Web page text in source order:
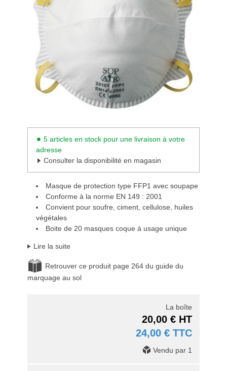
5 articles en stock pour une livraison à votre
adresse
Consulter la disponibilité en magasin
Masque de protection type FFP1 avec soupape
Conforme à la norme EN 149 : 2001
Convient pour soufre, ciment, cellulose, huiles
végétales
Boite de 20 masques coque à usage unique
Lire la suite
Retrouver ce produit page 264 du guide du
marquage au sol
La boîte
20,00 € HT
24,00 € TTC
Vendu par 1